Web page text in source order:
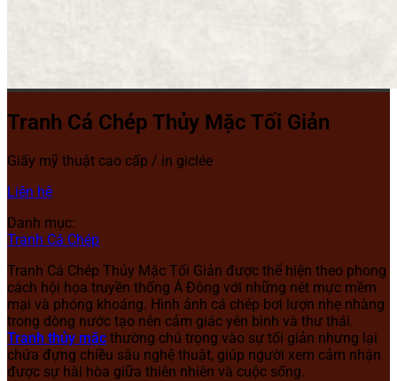
Tranh Cá Chép Thủy Mặc Tối Giản
Giấy mỹ thuật cao cấp / in giclée
Liên hệ
Danh mục:
Tranh Cá Chép
Tranh Cá Chép Thủy Mặc Tối Giản được thể hiện theo phong
cách hội họa truyền thống Á Đông với những nét mực mềm
mại và phóng khoáng. Hình ảnh cá chép bơi lượn nhẹ nhàng
trong dòng nước tạo nên cảm giác yên bình và thư thái.
Tranh thủy mặc thường chú trọng vào sự tối giản nhưng lại
chứa đựng chiều sâu nghệ thuật, giúp người xem cảm nhận
được sự hài hòa giữa thiên nhiên và cuộc sống.